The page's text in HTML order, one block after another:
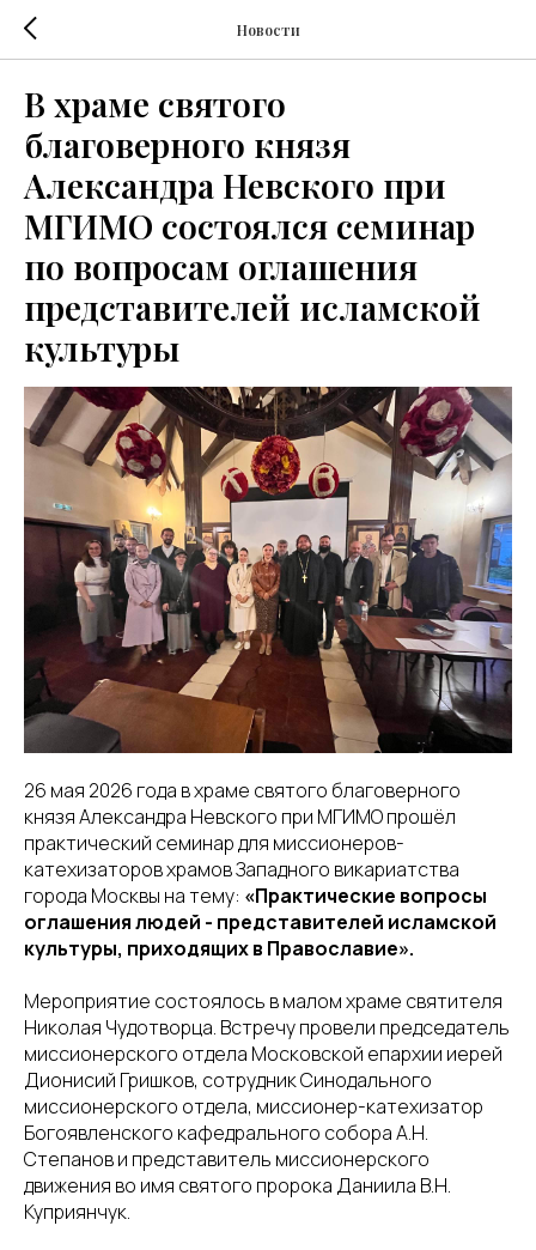
Новости
В храме святого
благоверного князя
Александра Невского при
МГИМО состоялся семинар
по вопросам оглашения
представителей исламской
культуры
26 мая 2026 года в храме святого благоверного
князя Александра Невского при МГИМО прошёл
практический семинар для миссионеров-
катехизаторов храмов Западного викариатства
города Москвы на тему: «Практические вопросы
оглашения людей - представителей исламской
культуры, приходящих в Православие».
Мероприятие состоялось в малом храме святителя
Николая Чудотворца. Встречу провели председатель
миссионерского отдела Московской епархии иерей
Дионисий Гришков, сотрудник Синодального
миссионерского отдела, миссионер-катехизатор
Богоявленского кафедрального собора А.Н.
Степанов и представитель миссионерского
движения во имя святого пророка Даниила В.Н.
Куприянчук.